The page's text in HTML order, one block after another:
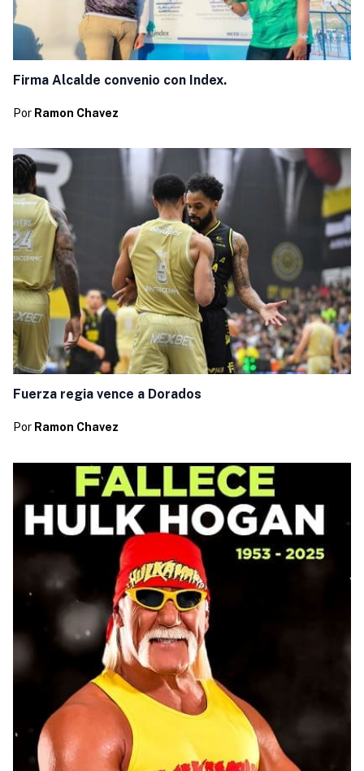
Firma Alcalde convenio con Index.
Por Ramon Chavez
Fuerza regia vence a Dorados
Por Ramon Chavez